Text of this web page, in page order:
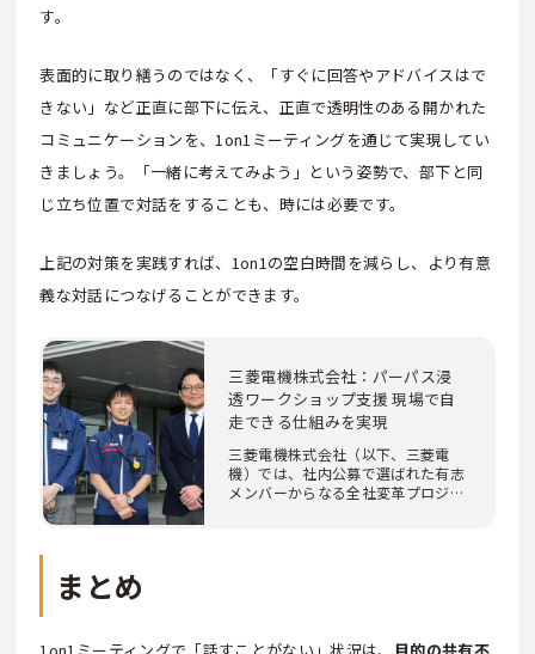
す。
表面的に取り繕うのではなく、「すぐに回答やアドバイスはで
きない」など正直に部下に伝え、正直で透明性のある開かれた
コミュニケーションを、1on1ミーティングを通じて実現してい
きましょう。「一緒に考えてみよう」という姿勢で、部下と同
じ立ち位置で対話をすることも、時には必要です。
上記の対策を実践すれば、1on1の空白時間を減らし、より有意
義な対話につなげることができます。
三菱電機株式会社：パーパス浸
透ワークショップ支援 現場で自
走できる仕組みを実現
三菱電機株式会社（以下、三菱電
機）では、社内公募で選ばれた有志
メンバーからなる全社変革プロジェ
まとめ